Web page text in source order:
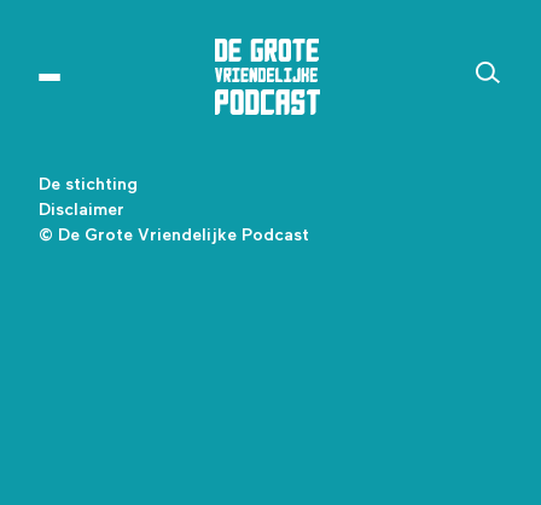
© De Grote Vriendelijke Podcast
De stichting
Disclaimer